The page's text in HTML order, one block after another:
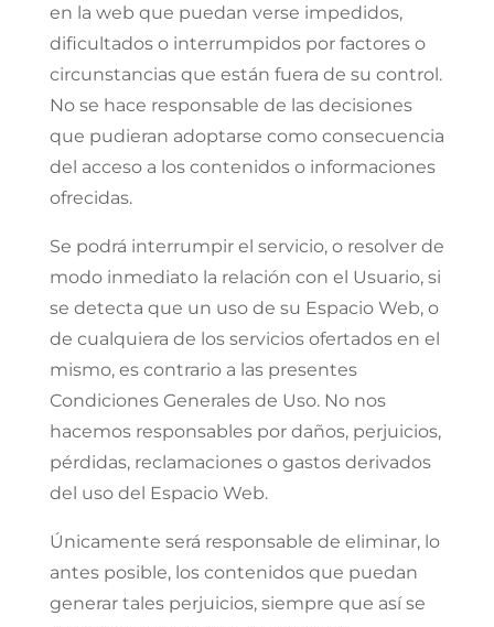
en la web que puedan verse impedidos,
dificultados o interrumpidos por factores o
circunstancias que están fuera de su control.
No se hace responsable de las decisiones
que pudieran adoptarse como consecuencia
del acceso a los contenidos o informaciones
ofrecidas.
Se podrá interrumpir el servicio, o resolver de
modo inmediato la relación con el Usuario, si
se detecta que un uso de su Espacio Web, o
de cualquiera de los servicios ofertados en el
mismo, es contrario a las presentes
Condiciones Generales de Uso. No nos
hacemos responsables por daños, perjuicios,
pérdidas, reclamaciones o gastos derivados
del uso del Espacio Web.
Únicamente será responsable de eliminar, lo
antes posible, los contenidos que puedan
generar tales perjuicios, siempre que así se